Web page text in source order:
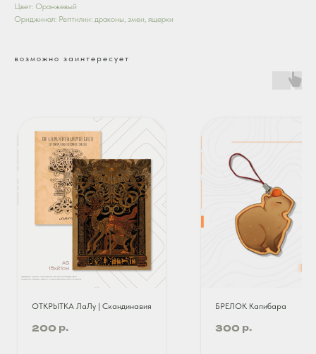
Цвет: Оранжевый
Ориджинал: Рептилии: драконы, змеи, ящерки
возможно заинтересует
ОТКРЫТКА ЛаЛу | Скандинавия
200 р.
БРЕЛОК Капибара
300 р.